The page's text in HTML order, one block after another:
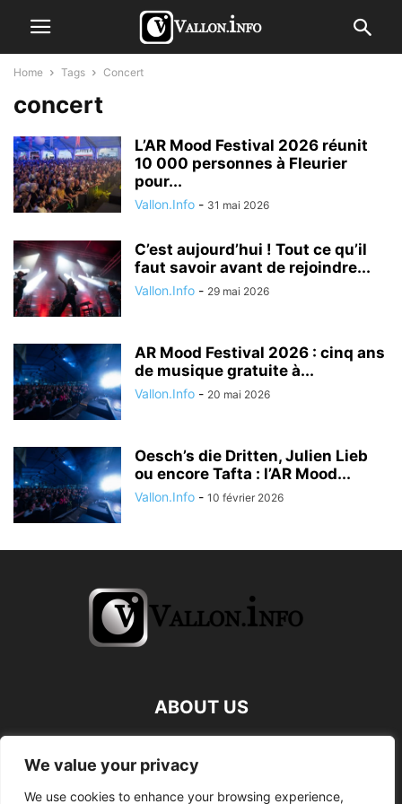
We value your privacy
We use cookies to enhance your browsing experience,
Home Tags Concert
concert
L’AR Mood Festival 2026 réunit
10 000 personnes à Fleurier
pour...
Vallon.Info - 31 mai 2026
C’est aujourd’hui ! Tout ce qu’il
faut savoir avant de rejoindre...
Vallon.Info - 29 mai 2026
AR Mood Festival 2026 : cinq ans
de musique gratuite à...
Vallon.Info - 20 mai 2026
Oesch’s die Dritten, Julien Lieb
ou encore Tafta : l’AR Mood...
Vallon.Info - 10 février 2026
ABOUT US
FOLLOW US